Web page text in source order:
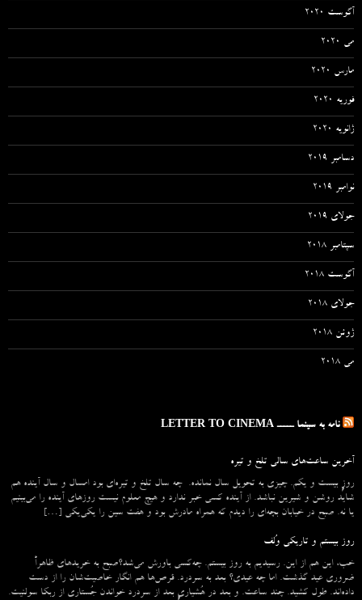
آگوست 2020
می 2020
مارس 2020
فوریه 2020
ژانویه 2020
دسامبر 2019
نوامبر 2019
جولای 2019
سپتامبر 2018
آگوست 2018
جولای 2018
ژوئن 2018
می 2018
نامه به سینما ـــــ LETTER TO CINEMA
آخرین ساعت‌های سالی تلخ و تیره
روزِ بیست و یکم. چیزی به تحویل سال نمانده. چه سال تلخ و تیره‌ای بود امسال و سال آینده هم
شاید روشن و شیرین نباشد. از آینده کسی خبر ندارد و هیچ معلوم نیست روزهای آینده را می‌بینیم
یا نه. صبح در خیابان بچه‌ای را دیدم که همراه مادرش بود و هفت سین را یکی‌یکی […]
روز بیستم و تاریکی وُلف
خب، این هم از این. رسیدیم به روز بیستم. چه‌کسی باورش می‌شد؟صبح به خریدهای ظاهراً
ضروری عید گذشت. اما چه عیدی؟ بعد به سردرد. قرص‌ها هم انگار خاصیت‌شان را از دست
داده‌اند. طول کشید. چند ساعت. و بعد در هُشیاریِ بعد از سردرد خواندن جُستاری از ربکا سولنیت.